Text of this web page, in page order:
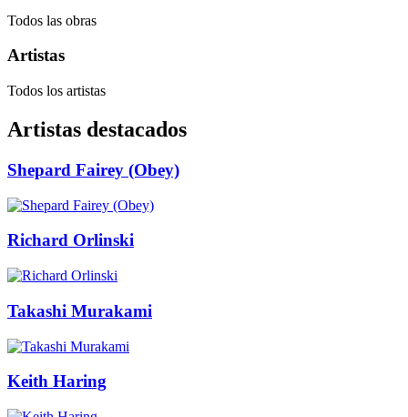
Todos las obras
Artistas
Todos los artistas
Artistas destacados
Shepard Fairey (Obey)
Richard Orlinski
Takashi Murakami
Keith Haring